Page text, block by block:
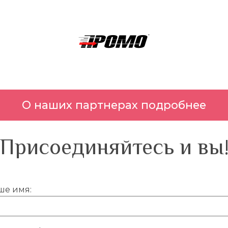
О наших партнерах подробнее
и
имя: